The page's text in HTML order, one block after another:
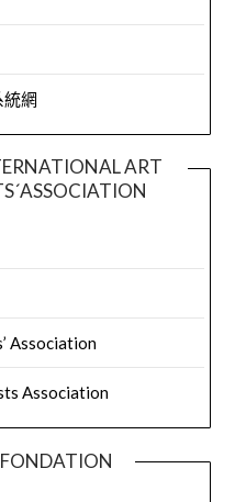
網
ART
Association
Association